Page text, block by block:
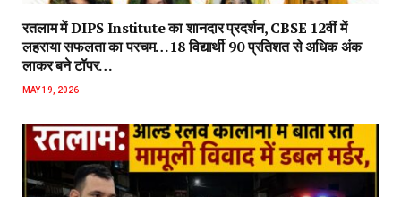
रतलाम में DIPS Institute का शानदार प्रदर्शन, CBSE 12वीं में
लहराया सफलता का परचम…18 विद्यार्थी 90 प्रतिशत से अधिक अंक
लाकर बने टॉपर…
MAY 19, 2026